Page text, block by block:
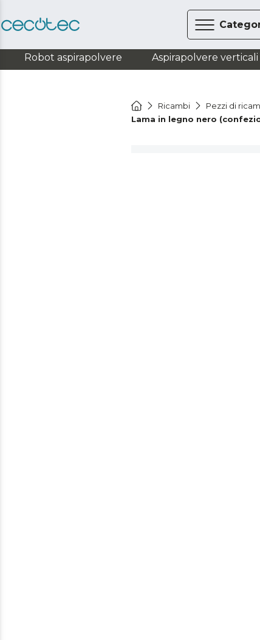
Robot aspirapolvere Aspirapolvere verticali
Ricambi Pezzi di
Lama in legno nero